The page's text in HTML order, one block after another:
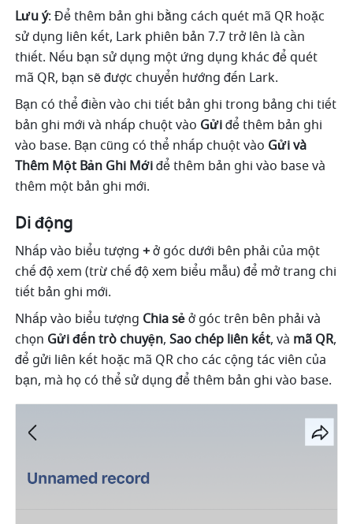
Lưu ý: Để thêm bản ghi bằng cách quét mã QR hoặc
sử dụng liên kết, Lark phiên bản 7.7 trở lên là cần
thiết. Nếu bạn sử dụng một ứng dụng khác để quét
mã QR, bạn sẽ được chuyển hướng đến Lark.
Bạn có thể điền vào chi tiết bản ghi trong bảng chi tiết
bản ghi mới và nhấp chuột vào Gửi để thêm bản ghi
vào base. Bạn cũng có thể nhấp chuột vào Gửi và
Thêm Một Bản Ghi Mới để thêm bản ghi vào base và
thêm một bản ghi mới.
Di động
Nhấp vào biểu tượng + ở góc dưới bên phải của một
chế độ xem (trừ chế độ xem biểu mẫu) để mở trang chi
tiết bản ghi mới.
Nhấp vào biểu tượng Chia sẻ ở góc trên bên phải và
chọn Gửi đến trò chuyện, Sao chép liên kết, và mã QR,
để gửi liên kết hoặc mã QR cho các cộng tác viên của
bạn, mà họ có thể sử dụng để thêm bản ghi vào base.